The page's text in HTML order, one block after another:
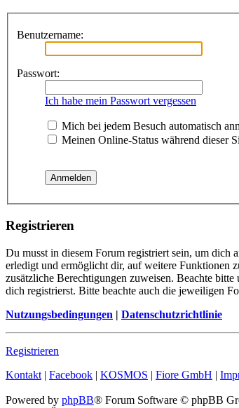
Benutzername:
Passwort:
Ich habe mein Passwort vergessen
Mich bei jedem Besuch automatisch
Meinen Online-Status während dieser
Registrieren
Du musst in diesem Forum registriert sein, um
erledigt und ermöglicht dir, auf weitere Funktionen
zusätzliche Berechtigungen zuweisen. Beachte
dich registrierst. Bitte beachte auch die jeweiligen
Nutzungsbedingungen | Datenschutzrichtlinie
Registrieren
Kontakt | Facebook | KOSMOS | Fiore GmbH |
Powered by phpBB® Forum Software © phpBB